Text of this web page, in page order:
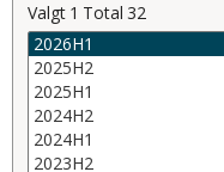
Valgt 1 Total 32